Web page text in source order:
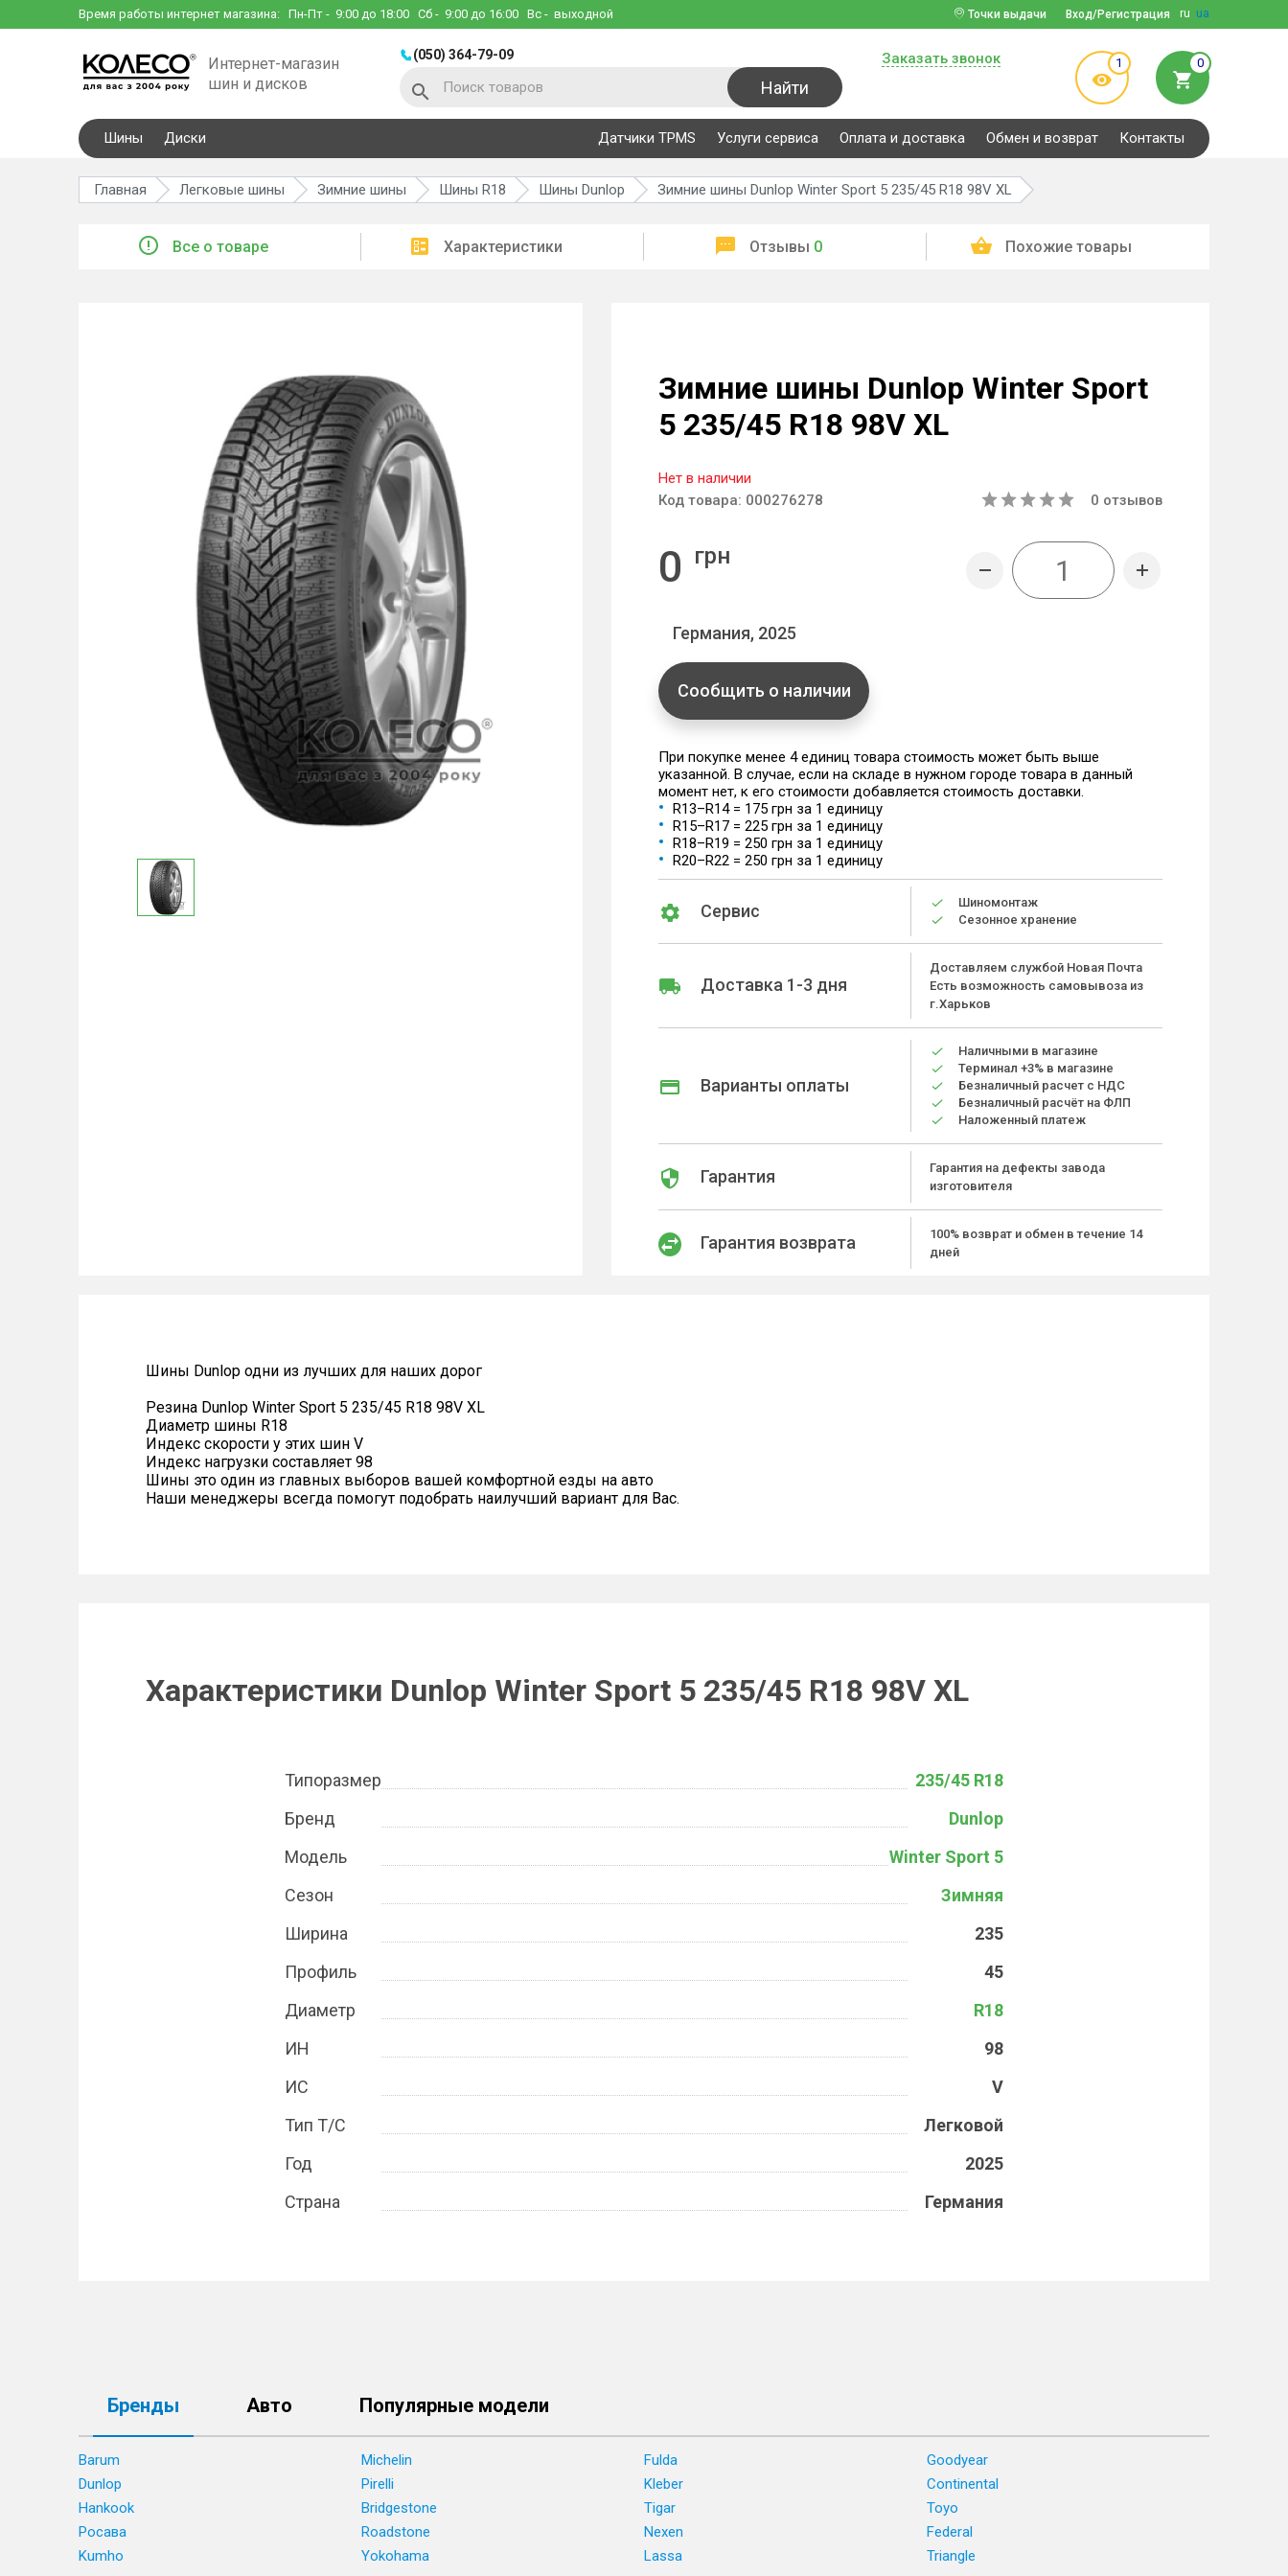
Время работы интернет магазина: Пн-Пт - 9:00 до 18:00 Сб - 9:00 до 16:00 Вс - выходной ru ua
Вход/Регистрация
Точки выдачи
Интернет-магазин
шин и дисков
(050) 364-79-09
Найти
Заказать звонок 1 0
Шины Диски Датчики TPMS Услуги сервиса Оплата и доставка Обмен и возврат Контакты
Главная Легковые шины Зимние шины Шины R18 Шины Dunlop Зимние шины Dunlop Winter Sport 5 235/45 R18 98V XL
Все о товаре Характеристики Отзывы 0 Похожие товары
Зимние шины Dunlop Winter Sport
5 235/45 R18 98V XL
Нет в наличии
Код товара: 000276278 0 отзывов
0 грн
Германия, 2025
Сообщить о наличии
При покупке менее 4 единиц товара стоимость может быть выше
указанной. В случае, если на складе в нужном городе товара в данный
момент нет, к его стоимости добавляется стоимость доставки.
R13–R14 = 175 грн за 1 единицу
R15–R17 = 225 грн за 1 единицу
R18–R19 = 250 грн за 1 единицу
R20–R22 = 250 грн за 1 единицу
Сервис
Шиномонтаж
Сезонное хранение
Доставка 1-3 дня
Доставляем службой Новая Почта
Есть возможность самовывоза из
г.Харьков
Варианты оплаты
Наличными в магазине
Терминал +3% в магазине
Безналичный расчет с НДС
Безналичный расчёт на ФЛП
Наложенный платеж
Гарантия
Гарантия на дефекты завода
изготовителя
Гарантия возврата
100% возврат и обмен в течение 14
дней
Шины Dunlop одни из лучших для наших дорог
Резина Dunlop Winter Sport 5 235/45 R18 98V XL
Диаметр шины R18
Индекс скорости у этих шин V
Индекс нагрузки составляет 98
Шины это один из главных выборов вашей комфортной езды на авто
Наши менеджеры всегда помогут подобрать наилучший вариант для Вас.
Характеристики Dunlop Winter Sport 5 235/45 R18 98V XL
Типоразмер
235/45 R18
Бренд
Dunlop
Модель
Winter Sport 5
Сезон
Зимняя
Ширина
235
Профиль
45
Диаметр
R18
ИН
98
ИС
V
Тип Т/С
Легковой
Год
2025
Страна
Германия
Бренды Авто Популярные модели
Barum Michelin Fulda
Goodyear
Dunlop
Pirelli Kleber
Continental
Hankook
Bridgestone Tigar
Toyo
Росава
Roadstone Nexen
Federal
Kumho
Yokohama Lassa Triangle